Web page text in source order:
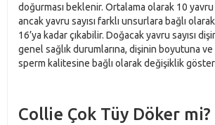
doğurması beklenir. Ortalama olarak 10 yavru
ancak yavru sayısı farklı unsurlara bağlı
16’ya kadar çıkabilir. Doğacak yavru sayısı
genel sağlık durumlarına, dişinin boyutuna
sperm kalitesine bağlı olarak değişiklik
Collie Çok Tüy Döker mi?